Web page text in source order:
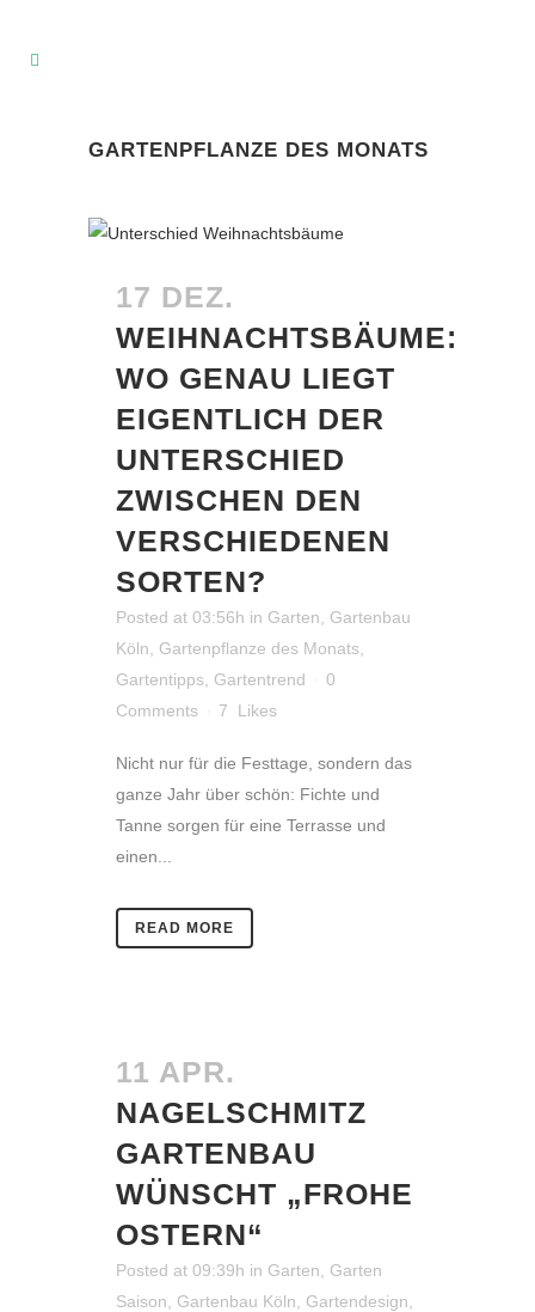
GARTENPFLANZE DES MONATS
17 DEZ.
WEIHNACHTSBÄUME:
WO GENAU LIEGT
EIGENTLICH DER
UNTERSCHIED
ZWISCHEN DEN
VERSCHIEDENEN
SORTEN?
Posted at 03:56h in Garten
Gartenbau
Köln
Gartenpflanze des Monats
Gartentipps Gartentrend
0
Comments
7 Likes
Nicht nur für die Festtage, sondern das
ganze Jahr über schön: Fichte und
Tanne sorgen für eine Terrasse und
einen...
READ MORE
11 APR.
NAGELSCHMITZ
GARTENBAU
WÜNSCHT „FROHE
OSTERN“
Posted at 09:39h in Garten
Garten
Saison
Gartenbau Köln Gartendesign